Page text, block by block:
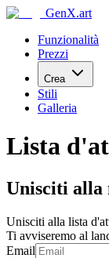
GenX.art
Funzionalità
Prezzi
Crea
Stili
Galleria
Lista
Unisciti alla
Unisciti alla lista
Ti avviseremo al
Email